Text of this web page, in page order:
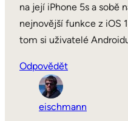
na její iPhone 5s a sobě
nejnovější funkce z iOS
tom si uživatelé
Odpovědět
eischmann